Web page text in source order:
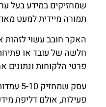
שמחזיקים במידע בעל
תמורה מיידית למעט
האקר חובב עשוי
חלשה של עובד או
פרטי הלקוחות
עסק
פעילות, אולם דליפת